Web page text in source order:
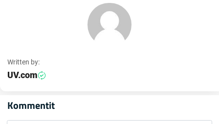
Written by:
UV.com
Kommentit